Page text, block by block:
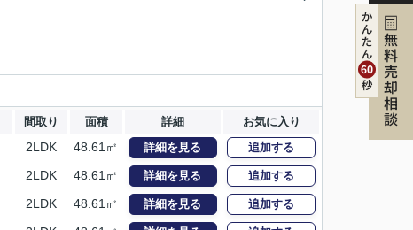
無料売却相談
間取り 面積 詳細 お気に入り
2LDK 48.61㎡ 詳細を見る 追加する
2LDK 48.61㎡ 詳細を見る 追加する
2LDK 48.61㎡ 詳細を見る 追加する